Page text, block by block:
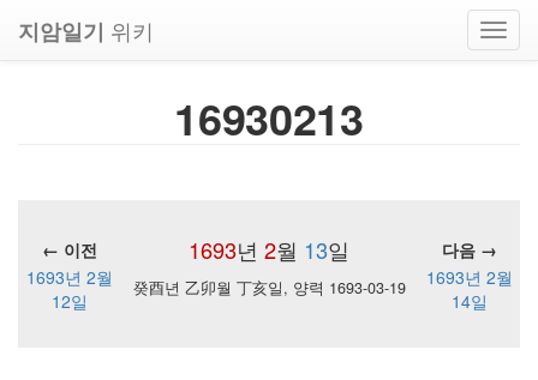
지암일기 위키
16930213
1693년 2월 13일
← 이전
다음 →
1693년 2월
12일
癸酉년 乙卯월 丁亥일, 양력 1693-03-19
1693년 2월
14일